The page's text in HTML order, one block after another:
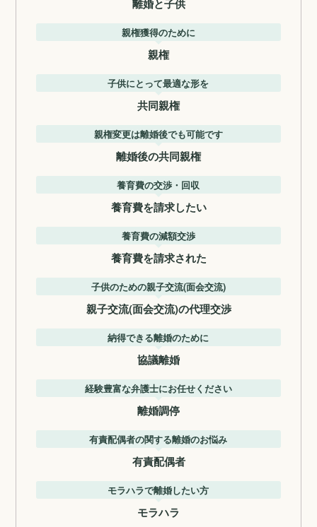
離婚と子供
親権獲得のために
親権
子供にとって最適な形を
共同親権
親権変更は離婚後でも可能です
離婚後の共同親権
養育費の交渉・回収
養育費を請求したい
養育費の減額交渉
養育費を請求された
子供のための親子交流(面会交流)
親子交流(面会交流)の代理交渉
納得できる離婚のために
協議離婚
経験豊富な弁護士にお任せください
離婚調停
有責配偶者の関する離婚のお悩み
有責配偶者
モラハラで離婚したい方
モラハラ